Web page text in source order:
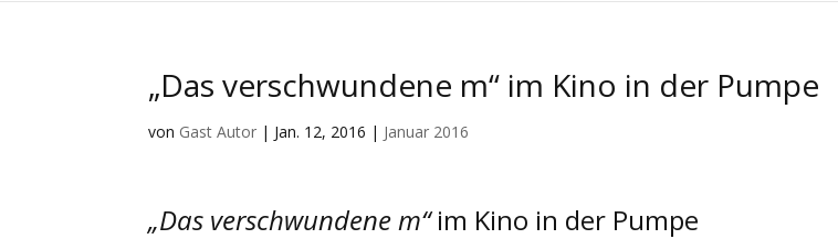
„Das verschwundene m“ im Kino in der Pumpe
von Gast Autor | Jan. 12, 2016 | Januar 2016
„Das verschwundene m“im Kino in der Pumpe